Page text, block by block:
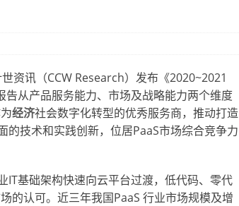
资讯（CCW Research）发布《2020~2021
从产品服务能力、市场及战略能力两个维度
经济社会数字化转型的优秀服务商，推动打造
技术和实践创新，位居PaaS市场综合竞争力
IT基础架构快速向云平台过渡，低代码、零代
的认可。近三年我国PaaS 行业市场规模及增